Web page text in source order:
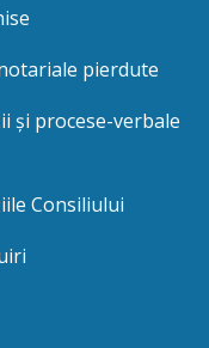
pierdute
și procese-verbale
Consiliului